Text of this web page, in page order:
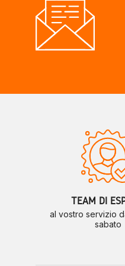
TEAM DI
al vostro servizio
sabato